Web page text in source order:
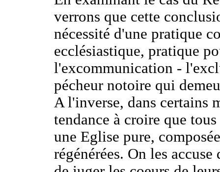
verrons que cette
nécessité d'une pratique
ecclésiastique, pratique
l'excommunication -
pécheur notoire qui
A l'inverse, dans certains
tendance à croire que
une Eglise pure,
régénérées. On les